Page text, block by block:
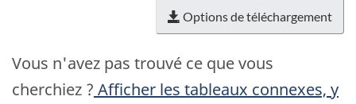
Options de téléchargement
Vous n'avez pas trouvé ce que vous
cherchiez ? Afficher les tableaux connexes, y